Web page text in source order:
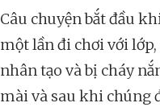
Câu chuyện bắt đầu
một lần đi chơi với
nhân tạo và bị cháy
mài và sau khi chúng